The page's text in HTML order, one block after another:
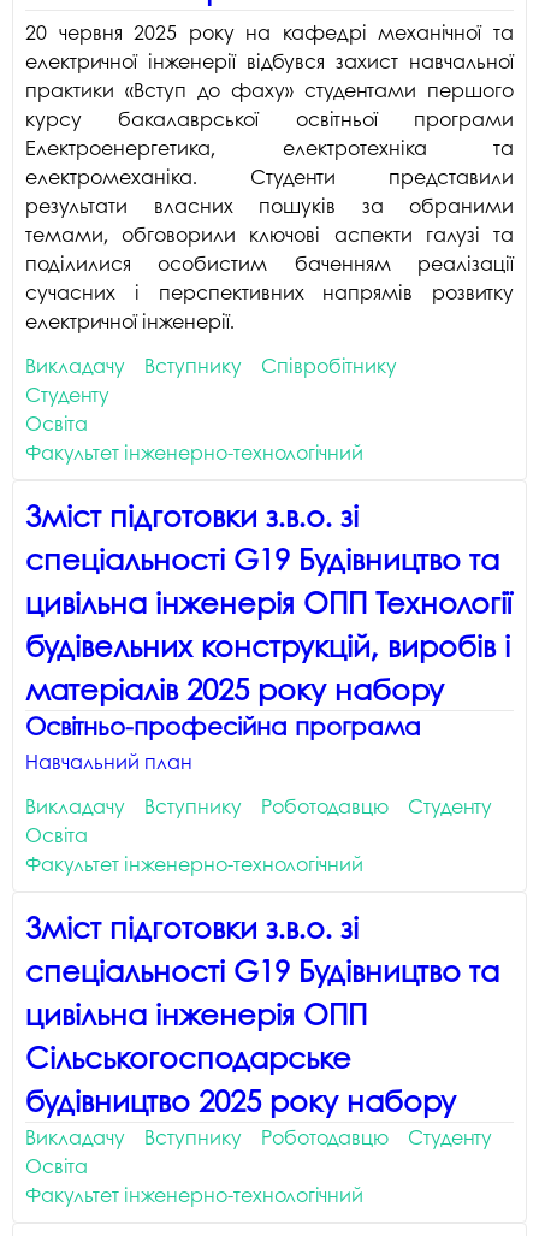
20 червня 2025 року на кафедрі механічної та
електричної інженерії відбувся захист навчальної
практики «Вступ до фаху» студентами першого
курсу бакалаврської освітньої програми
Електроенергетика, електротехніка та
електромеханіка. Студенти представили
результати власних пошуків за обраними
темами, обговорили ключові аспекти галузі та
поділилися особистим баченням реалізації
сучасних і перспективних напрямів розвитку
електричної інженерії.
Викладачу
Вступнику
Співробітнику
Студенту
Освіта
Факультет інженерно-технологічний
Зміст підготовки з.в.о. зі
спеціальності G19 Будівництво та
цивільна інженерія ОПП Технології
будівельних конструкцій, виробів і
матеріалів 2025 року набору
Освітньо-професійна програма
Навчальний план
Викладачу
Вступнику Роботодавцю
Студенту
Освіта
Факультет інженерно-технологічний
Зміст підготовки з.в.о. зі
спеціальності G19 Будівництво та
цивільна інженерія ОПП
Сільськогосподарське
будівництво 2025 року набору
Викладачу Вступнику Роботодавцю
Студенту
Освіта
Факультет інженерно-технологічний